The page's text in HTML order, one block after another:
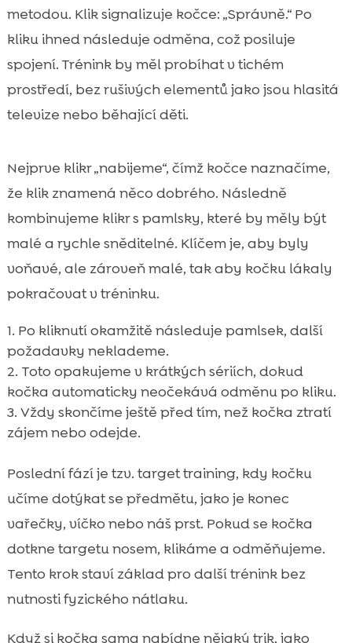
metodou. Klik signalizuje kočce: „Správně.“ Po
kliku ihned následuje odměna, což posiluje
spojení. Trénink by měl probíhat v tichém
prostředí, bez rušivých elementů jako jsou hlasitá
televize nebo běhající děti.
Nejprve klikr „nabijeme“, čímž kočce naznačíme,
že klik znamená něco dobrého. Následně
kombinujeme klikr s pamlsky, které by měly být
malé a rychle sněditelné. Klíčem je, aby byly
voňavé, ale zároveň malé, tak aby kočku lákaly
pokračovat v tréninku.
Po kliknutí okamžitě následuje pamlsek, další
požadavky neklademe.
Toto opakujeme v krátkých sériích, dokud
kočka automaticky neočekává odměnu po kliku.
Vždy skončíme ještě před tím, než kočka ztratí
zájem nebo odejde.
Poslední fází je tzv. target training, kdy kočku
učíme dotýkat se předmětu, jako je konec
vařečky, víčko nebo náš prst. Pokud se kočka
dotkne targetu nosem, klikáme a odměňujeme.
Tento krok staví základ pro další trénink bez
nutnosti fyzického nátlaku.
Když si kočka sama nabídne nějaký trik, jako